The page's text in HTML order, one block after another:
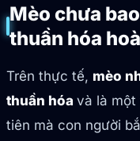
Mèo chưa
thuần hóa
Trên thực tế, mèo
thuần hóa và là một
tiên mà con người